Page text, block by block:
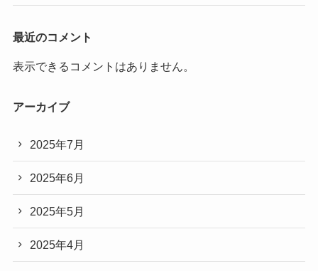
最近のコメント
表示できるコメントはありません。
アーカイブ
2025年7月
2025年6月
2025年5月
2025年4月